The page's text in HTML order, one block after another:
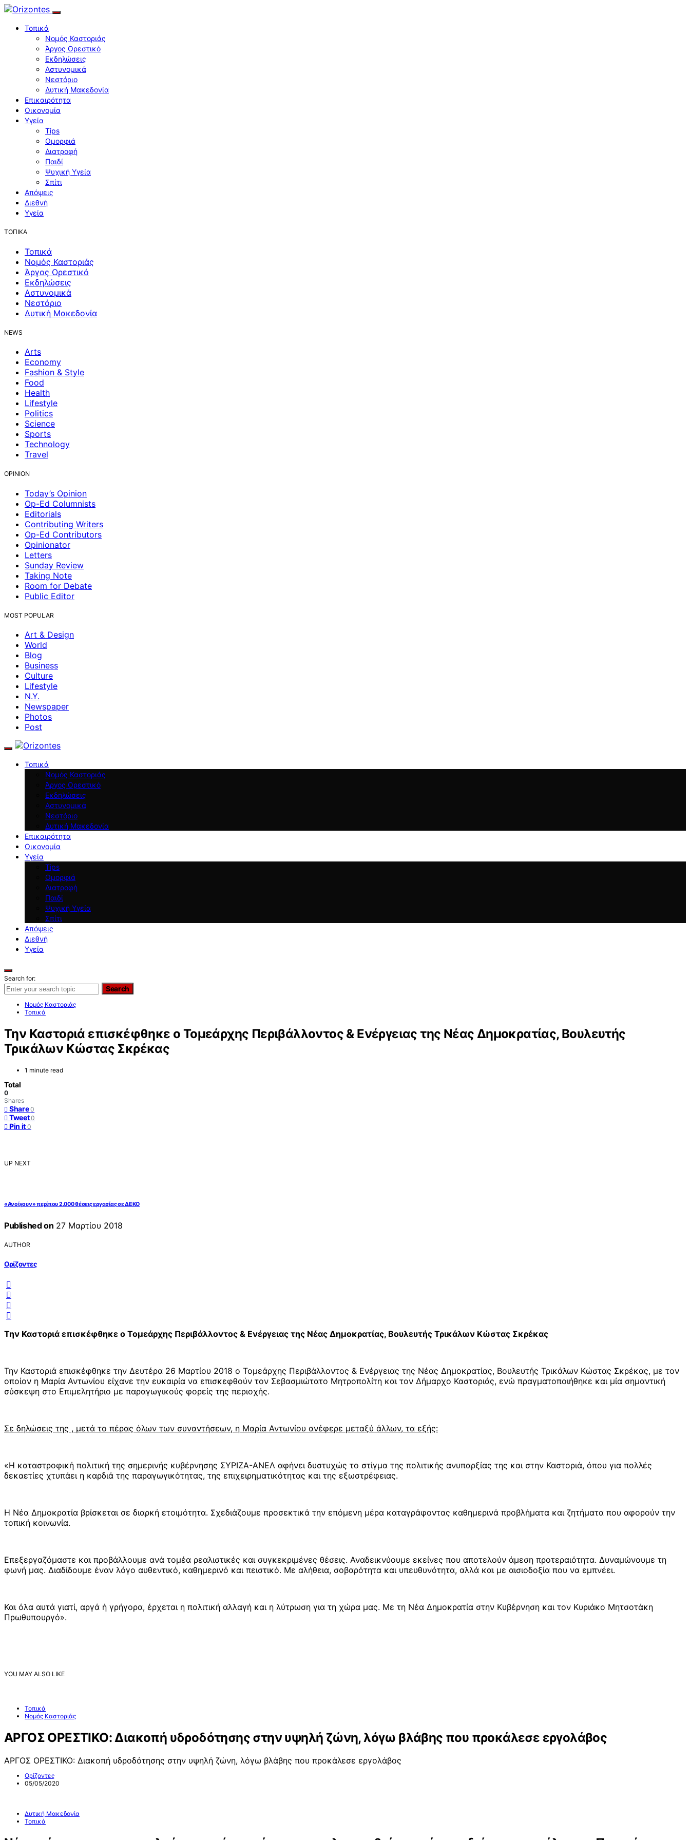
Τοπικά
Νομός Καστοριάς
Άργος Ορεστικό
Εκδηλώσεις
Αστυνομικά
Νεστόριο
Δυτική Μακεδονία
Επικαιρότητα
Οικονομία
Υγεία
Tips
Ομορφιά
Διατροφή
Παιδί
Ψυχική Υγεία
Σπίτι
Απόψεις
Διεθνή
Υγεία
ΤΟΠΙΚΑ
Τοπικά
Νομός Καστοριάς
Άργος Ορεστικό
Εκδηλώσεις
Αστυνομικά
Νεστόριο
Δυτική Μακεδονία
NEWS
Arts
Economy
Fashion & Style
Food
Health
Lifestyle
Politics
Science
Sports
Technology
Travel
OPINION
Today’s Opinion
Op-Ed Columnists
Editorials
Contributing Writers
Op-Ed Contributors
Opinionator
Letters
Sunday Review
Taking Note
Room for Debate
Public Editor
MOST POPULAR
Art & Design
World
Blog
Business
Culture
Lifestyle
N.Y.
Newspaper
Photos
Post
Τοπικά
Νομός Καστοριάς
Άργος Ορεστικό
Εκδηλώσεις
Αστυνομικά
Νεστόριο
Δυτική Μακεδονία
Επικαιρότητα
Οικονομία
Υγεία
Tips
Ομορφιά
Διατροφή
Παιδί
Ψυχική Υγεία
Σπίτι
Απόψεις
Διεθνή
Υγεία
Search for:
Search
Νομός Καστοριάς
Τοπικά
Την Καστοριά επισκέφθηκε ο Τομεάρχης Περιβάλλοντος & Ενέργειας της Νέας Δημοκρατίας, Βουλευτής
Τρικάλων Κώστας Σκρέκας
1 minute read
Total
0
Shares
Share 0
Tweet 0
Pin it 0
UP NEXT
«Ανοίγουν» περίπου 2.000 θέσεις εργασίας σε ΔΕΚΟ
Published on 27 Μαρτίου 2018
AUTHOR
Ορίζοντες
Την Καστοριά επισκέφθηκε ο Τομεάρχης Περιβάλλοντος & Ενέργειας της Νέας Δημοκρατίας, Βουλευτής Τρικάλων Κώστας Σκρέκας
Την Καστοριά επισκέφθηκε την Δευτέρα 26 Μαρτίου 2018 ο Τομεάρχης Περιβάλλοντος & Ενέργειας της Νέας Δημοκρατίας, Βουλευτής Τρικάλων Κώστας Σκρέκας, με τον
οποίον η Μαρία Αντωνίου είχανε την ευκαιρία να επισκεφθούν τον Σεβασμιώτατο Μητροπολίτη και τον Δήμαρχο Καστοριάς, ενώ πραγματοποιήθηκε και μία σημαντική
σύσκεψη στο Επιμελητήριο με παραγωγικούς φορείς της περιοχής.
Σε δηλώσεις της , μετά το πέρας όλων των συναντήσεων, η Μαρία Αντωνίου ανέφερε μεταξύ άλλων, τα εξής:
«Η καταστροφική πολιτική της σημερινής κυβέρνησης ΣΥΡΙΖΑ-ΑΝΕΛ αφήνει δυστυχώς το στίγμα της πολιτικής ανυπαρξίας της και στην Καστοριά, όπου για πολλές
δεκαετίες χτυπάει η καρδιά της παραγωγικότητας, της επιχειρηματικότητας και της εξωστρέφειας.
Η Νέα Δημοκρατία βρίσκεται σε διαρκή ετοιμότητα. Σχεδιάζουμε προσεκτικά την επόμενη μέρα καταγράφοντας καθημερινά προβλήματα και ζητήματα που αφορούν την
τοπική κοινωνία.
Επεξεργαζόμαστε και προβάλλουμε ανά τομέα ρεαλιστικές και συγκεκριμένες θέσεις. Αναδεικνύουμε εκείνες που αποτελούν άμεση προτεραιότητα. Δυναμώνουμε τη
φωνή μας. Διαδίδουμε έναν λόγο αυθεντικό, καθημερινό και πειστικό. Με αλήθεια, σοβαρότητα και υπευθυνότητα, αλλά και με αισιοδοξία που να εμπνέει.
Και όλα αυτά γιατί, αργά ή γρήγορα, έρχεται η πολιτική αλλαγή και η λύτρωση για τη χώρα μας. Με τη Νέα Δημοκρατία στην Κυβέρνηση και τον Κυριάκο Μητσοτάκη
Πρωθυπουργό».
YOU MAY ALSO LIKE
Τοπικά
Νομός Καστοριάς
ΑΡΓΟΣ ΟΡΕΣΤΙΚΟ: Διακοπή υδροδότησης στην υψηλή ζώνη, λόγω βλάβης που προκάλεσε εργολάβος
ΑΡΓΟΣ ΟΡΕΣΤΙΚΟ: Διακοπή υδροδότησης στην υψηλή ζώνη, λόγω βλάβης που προκάλεσε εργολάβος
Ορίζοντες
05/05/2020
Δυτική Μακεδονία
Τοπικά